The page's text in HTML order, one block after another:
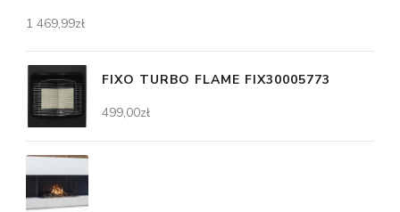
1 469,99zł
FIXO TURBO FLAME FIX30005773
499,00zł